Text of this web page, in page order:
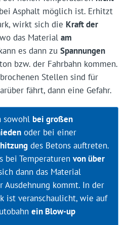
Asphalt möglich ist. Erhitzt
wirkt sich die Kraft der
das Material am
es dann zu Spannungen
bzw. der Fahrbahn kommen.
Stellen sind für
fährt, dann eine Gefahr.
sowohl bei großen
oder bei einer
des Betons auftreten.
bei Temperaturen von über
dann das Material
Ausdehnung kommt. In der
ist veranschaulicht, wie auf
ein Blow-up